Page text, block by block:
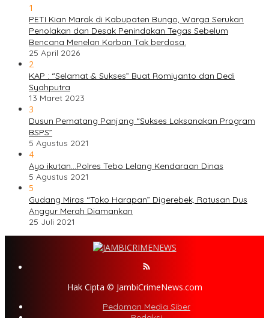
1
PETI Kian Marak di Kabupaten Bungo, Warga Serukan
Penolakan dan Desak Penindakan Tegas Sebelum
Bencana Menelan Korban Tak berdosa.
25 April 2026
2
KAP : “Selamat & Sukses” Buat Romiyanto dan Dedi
Syahputra
13 Maret 2023
3
Dusun Pematang Panjang “Sukses Laksanakan Program
BSPS”
5 Agustus 2021
4
Ayo ikutan…Polres Tebo Lelang Kendaraan Dinas
5 Agustus 2021
5
Gudang Miras “Toko Harapan” Digerebek, Ratusan Dus
Anggur Merah Diamankan
25 Juli 2021
Hak Cipta © JambiCrimeNews.com
Pedoman Media Siber